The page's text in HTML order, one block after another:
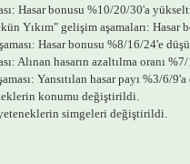
Hasar bonusu %10/20/30'a
Yıkım" gelişim aşamaları:
Hasar bonusu %8/16/24'e
Alınan hasarın azaltılma oranı
Yansıtılan hasar payı %3/6/
konumu değiştirildi.
simgeleri değiştirildi.